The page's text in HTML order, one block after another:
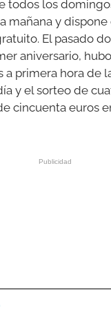
todos los
mañana y
El pasado
aniversario,
a primera hora de
y el sorteo de
cincuenta euros